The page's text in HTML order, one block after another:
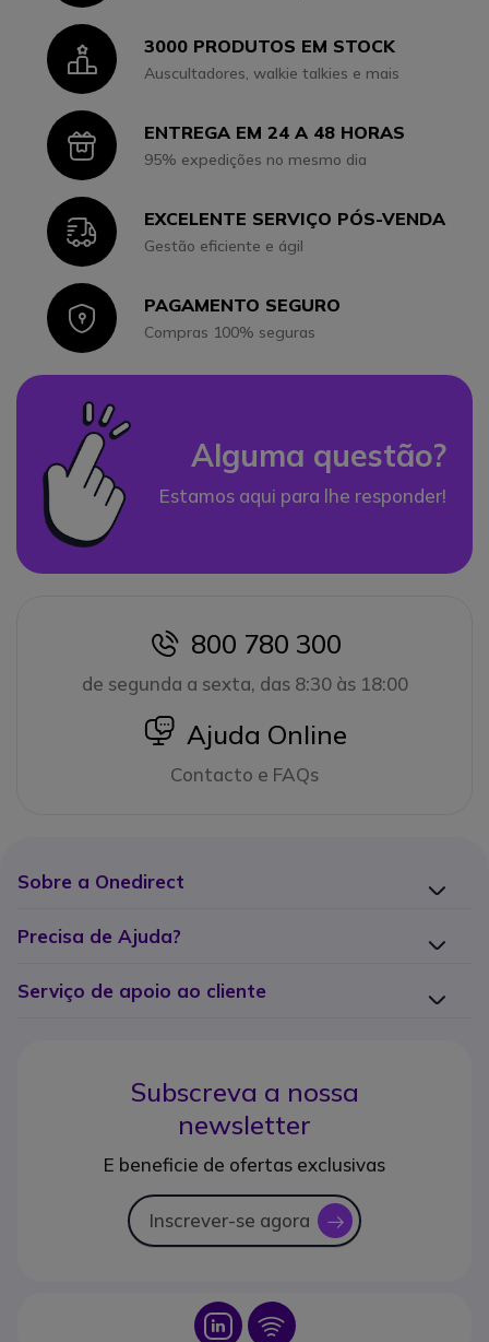
Icon3000 PRODUTOS EM STOCK
Auscultadores, walkie talkies e mais
IconENTREGA EM 24 A 48 HORAS
95% expedições no mesmo dia
IconEXCELENTE SERVIÇO PÓS-VENDA
Gestão eficiente e ágil
IconPAGAMENTO SEGURO
Compras 100% seguras
Alguma questão?
Estamos aqui para lhe responder!
icon
800 780 300
de segunda a sexta, das 8:30 às 18:00
icon
Ajuda Online
Contacto e FAQs
Sobre a Onedirect
Precisa de Ajuda?
Serviço de apoio ao cliente
Subscreva a nossa
newsletter
E beneficie de ofertas exclusivas
Inscrever-se agora icon
Icon Icon